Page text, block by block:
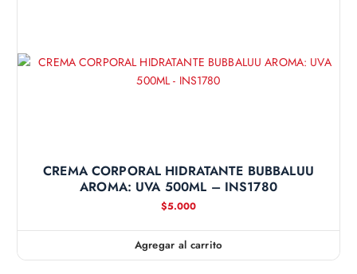
CREMA CORPORAL HIDRATANTE BUBBALUU
AROMA: UVA 500ML – INS1780
$5.000
Agregar al carrito